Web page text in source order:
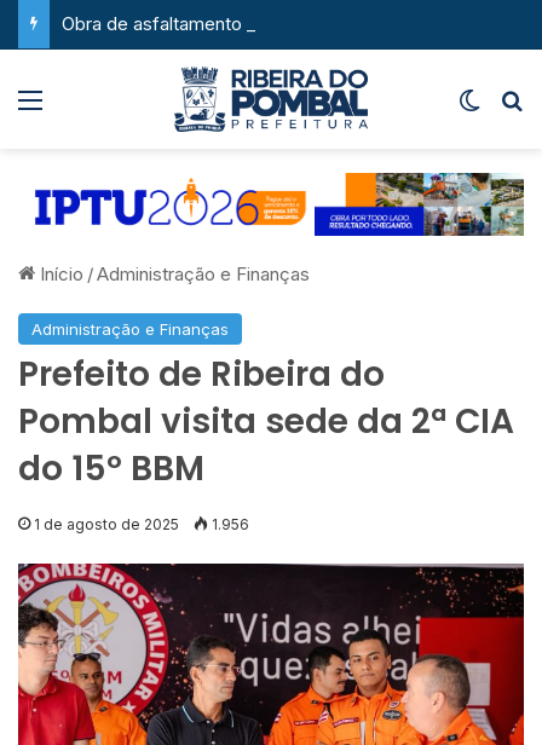
Início /Administração e Finanças
Administração e Finanças
Prefeito de Ribeira do
Pombal visita sede da 2ª CIA
do 15º BBM
1 de agosto de 2025 1.956